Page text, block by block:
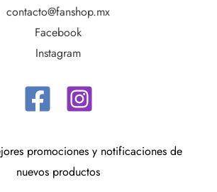
contacto@fanshop.mx
Facebook
Instagram
promociones y notificaciones de
nuevos productos